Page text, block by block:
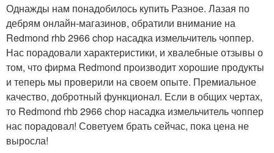
Однажды нам понадобилось купить Разное. Лазая по
дебрям онлайн-магазинов, обратили внимание на
Redmond rhb 2966 chop насадка измельчитель чоппер.
Нас порадовали характеристики, и хвалебные отзывы о
том, что фирма Redmond производит хорошие продукты
и теперь мы проверили на своем опыте. Премиальное
качество, добротный функционал. Если в общих чертах,
то Redmond rhb 2966 chop насадка измельчитель чоппер
нас порадовал! Советуем брать сейчас, пока цена не
выросла!